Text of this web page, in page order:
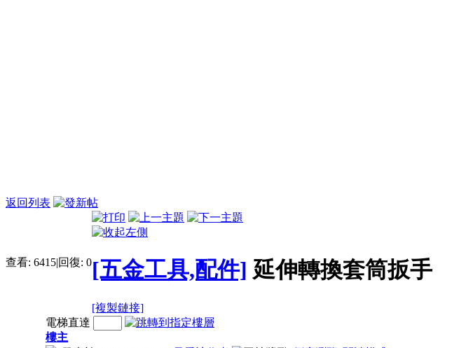
返回列表
查看: 6415|回復: 0[五金工具,配件] 延伸轉換套筒扳手
[複製鏈接]
電梯直達
樓主